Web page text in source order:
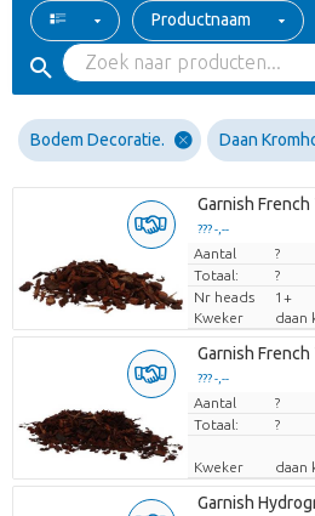
Productnaam
Bodem Decoratie. Daan
Garnish
??? -,--
Prijs per stuk
Aantal ?
Totaal:
?
Nr heads
1+
Kweker
daan
Garnish
??? -,--
Prijs per stuk
Aantal ?
Totaal:
?
Kweker daan
Garnish